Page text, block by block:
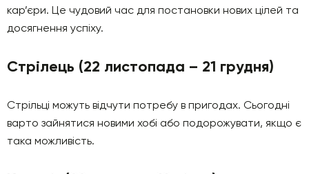
кар’єри. Це чудовий час для постановки нових цілей та
досягнення успіху.
Стрілець (22 листопада – 21 грудня)
Стрільці можуть відчути потребу в пригодах. Сьогодні
варто зайнятися новими хобі або подорожувати, якщо є
така можливість.